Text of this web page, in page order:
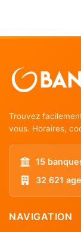
Trouvez
vous. Horaires,
15
32 621
NAVIGATION